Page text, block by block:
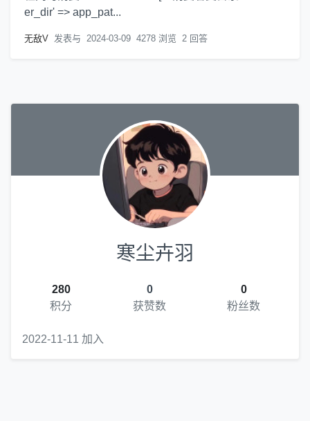
er_dir' => app_pat...
无敌V 发表与 2024-03-09 4278 浏览 2 回答
寒尘卉羽
280
积分
0
获赞数
0
粉丝数
2022-11-11 加入